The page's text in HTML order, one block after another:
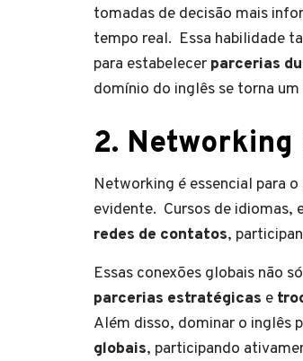
tomadas de decisão mais
tempo real. Essa habilidade
para estabelecer parcerias
domínio do inglês se torna
2. Networking
Networking é essencial para
evidente. Cursos de idiomas,
redes de contatos,
Essas conexões globais não
parcerias estratégicas e
Além disso, dominar o inglês
globais, participando